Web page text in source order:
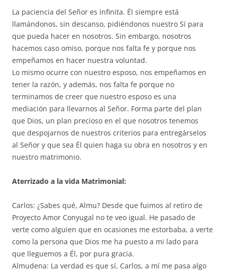
La paciencia del Señor es infinita. Él siempre está
llamándonos, sin descanso, pidiéndonos nuestro Sí para
que pueda hacer en nosotros. Sin embargo, nosotros
hacemos caso omiso, porque nos falta fe y porque nos
empeñamos en hacer nuestra voluntad.
Lo mismo ocurre con nuestro esposo, nos empeñamos en
tener la razón, y además, nos falta fe porque no
terminamos de creer que nuestro esposo es una
mediación para llevarnos al Señor. Forma parte del plan
que Dios, un plan precioso en el que nosotros tenemos
que despojarnos de nuestros criterios para entregárselos
al Señor y que sea Él quien haga su obra en nosotros y en
nuestro matrimonio.
Aterrizado a la vida Matrimonial:
Carlos: ¿Sabes qué, Almu? Desde que fuimos al retiro de
Proyecto Amor Conyugal no te veo igual. He pasado de
verte como alguien que en ocasiones me estorbaba, a verte
como la persona que Dios me ha puesto a mi lado para
que lleguemos a Él, por pura gracia.
Almudena: La verdad es que sí, Carlos, a mí me pasa algo